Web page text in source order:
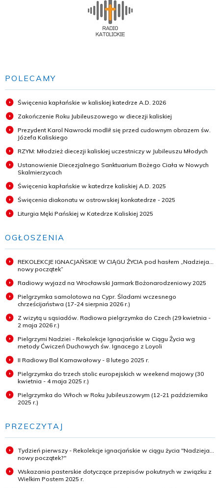
POLECAMY
Święcenia kapłańskie w kaliskiej katedrze A.D. 2026
Zakończenie Roku Jubileuszowego w diecezji kaliskiej
Prezydent Karol Nawrocki modlił się przed cudownym obrazem św.
Józefa Kaliskiego
RZYM: Młodzież diecezji kaliskiej uczestniczy w Jubileuszu Młodych
Ustanowienie Diecezjalnego Sanktuarium Bożego Ciała w Nowych
Skalmierzycach
Święcenia kapłańskie w katedrze kaliskiej A.D. 2025
Święcenia diakonatu w ostrowskiej konkatedrze - 2025
Liturgia Męki Pańskiej w Katedrze Kaliskiej 2025
OGŁOSZENIA
REKOLEKCJE IGNACJAŃSKIE W CIĄGU ŻYCIA pod hasłem „Nadzieja...
nowy początek”
Radiowy wyjazd na Wrocławski Jarmark Bożonarodzeniowy 2025
Pielgrzymka samolotowa na Cypr. Śladami wczesnego
chrześcijaństwa (17-24 sierpnia 2026 r.)
Z wizytą u sąsiadów. Radiowa pielgrzymka do Czech (29 kwietnia -
2 maja 2026 r.)
Pielgrzymi Nadziei - Rekolekcje Ignacjańskie w Ciągu Życia wg
metody Ćwiczeń Duchowych św. Ignacego z Loyoli
II Radiowy Bal Karnawałowy - 8 lutego 2025 r.
Pielgrzymka do trzech stolic europejskich w weekend majowy (30
kwietnia - 4 maja 2025 r.)
Pielgrzymka do Włoch w Roku Jubileuszowym (12-21 października
2025 r.)
PRZECZYTAJ
Tydzień pierwszy - Rekolekcje ignacjańskie w ciągu życia "Nadzieja...
nowy początek?"
Wskazania pasterskie dotyczące przepisów pokutnych w związku z
Wielkim Postem 2025 r.